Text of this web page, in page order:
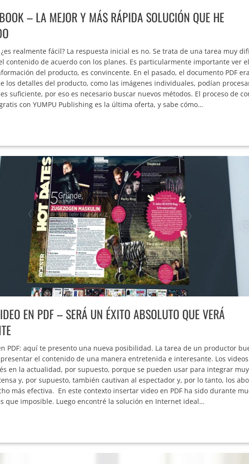
– LA MEJOR Y MÁS RÁPIDA SOLUCIÓN QUE HE
realmente fácil? La respuesta inicial es no. Se trata de una tarea muy
contenido de acuerdo con los planes. Es particularmente importante ver el
del producto, es convincente. En el pasado, el documento PDF
los detalles del producto, como las imágenes individuales, podían
suficiente, por eso es necesario buscar nuevos métodos. El proceso de
con YUMPU Publishing es la última oferta, y sabe cómo…
EN PDF – SERÁ UN ÉXITO ABSOLUTO QUE VERÁ
PDF: aquí te presento una nueva posibilidad. La tarea de un productor
el contenido de una manera entretenida e interesante. Los
en la actualidad, por supuesto, porque se pueden usar para integrar
y, por supuesto, también cautivan al espectador y, por lo tanto, los
más efectiva. En este contexto insertar video en PDF ha sido durante
que imposible. Luego encontré la solución en Internet ideal…